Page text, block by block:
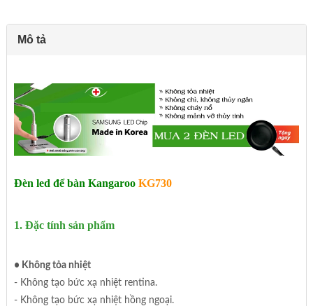
Mô tả
Đèn led để bàn Kangaroo KG730
1. Đặc tính sản phẩm
• Không tỏa nhiệt
- Không tạo bức xạ nhiệt rentina.
- Không tạo bức xạ nhiệt hồng ngoại.